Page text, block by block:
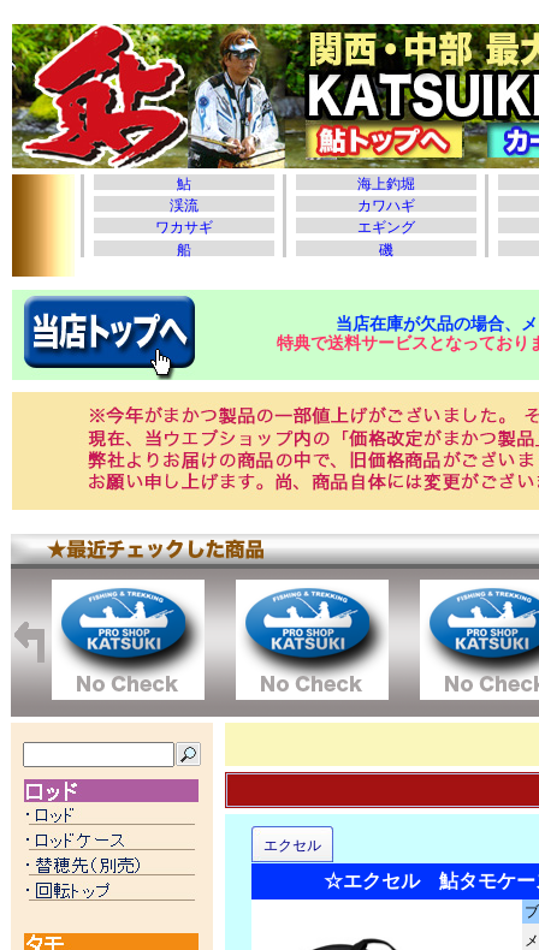
当店在庫が欠品の場合、
特典で送料サービスとなっており
エクセル
☆エクセル 鮎タモケー